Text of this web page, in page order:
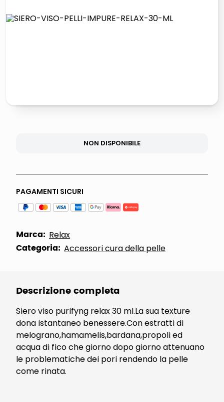
NON DISPONIBILE
PAGAMENTI SICURI
Marca: Relax
Categoria: Accessori cura della pelle
Descrizione completa
Siero viso purifyng relax 30 ml.La sua texture
dona istantaneo benessere.Con estratti di
melograno,hamamelis,bardana,propoli ed
acqua di fico che giorno dopo giorno attenuano
le problematiche dei pori rendendo la pelle
come rinata.